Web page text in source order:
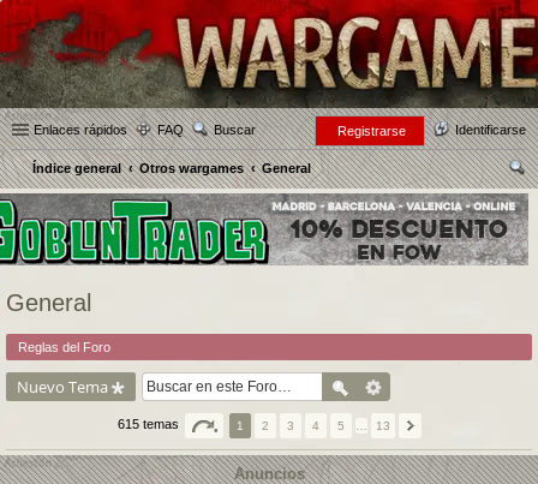
Enlaces rápidos FAQ Buscar Identificarse
Registrarse
Índice general Otros wargames
General
us
car
General
Reglas del Foro
Nuevo Tema
615 temas 1 2 3 4 5 13
Anuncios